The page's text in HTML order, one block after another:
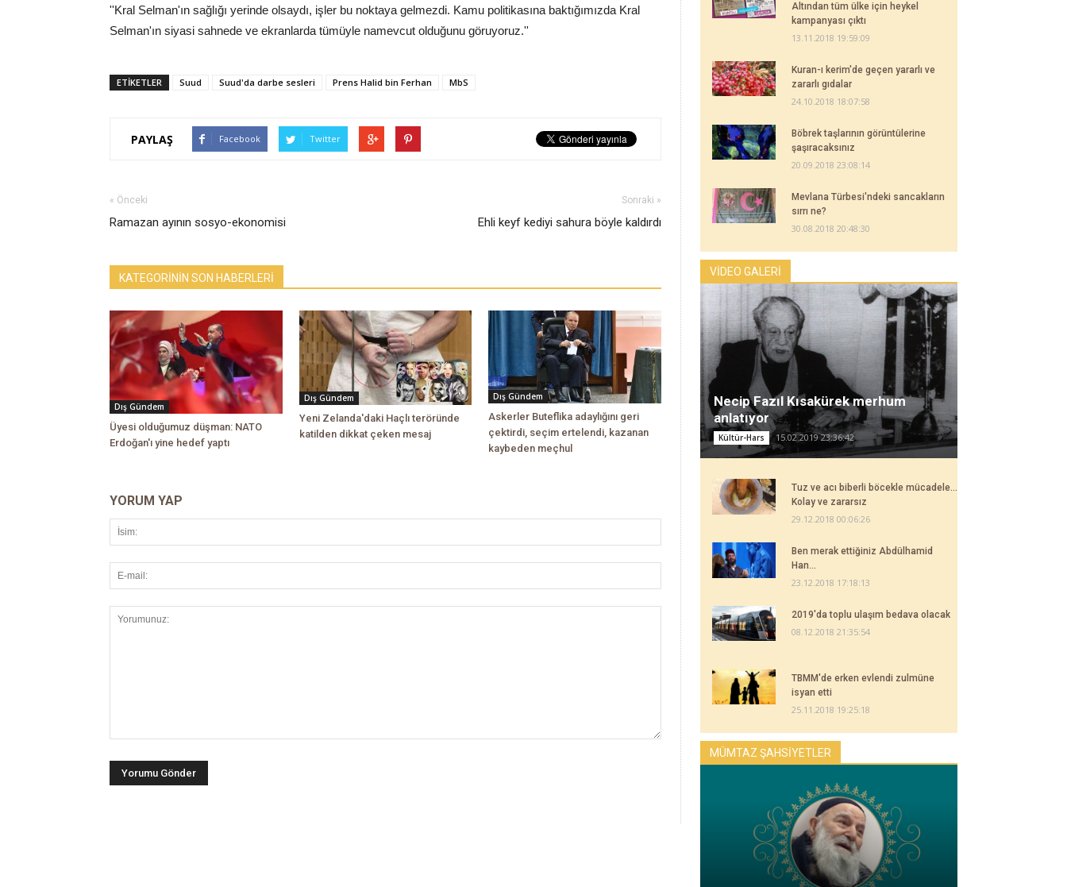
''Kral Selman'ın sağlığı yerinde olsaydı, işler bu noktaya gelmezdi. Kamu politikasına baktığımızda Kral
Selman'ın siyasi sahnede ve ekranlarda tümüyle namevcut olduğunu göruyoruz.''
ETİKETLER Suud Suud'da darbe sesleri Prens Halid bin Ferhan MbS
PAYLAŞ Facebook Twitter
« Önceki
Ramazan ayının sosyo-ekonomisi
Sonraki »
Ehli keyf kediyi sahura böyle kaldırdı
KATEGORİNİN SON HABERLERİ
Dış Gündem
Üyesi olduğumuz düşman: NATO
Erdoğan'ı yine hedef yaptı
Dış Gündem
Yeni Zelanda'daki Haçlı teröründe
katilden dikkat çeken mesaj
Dış Gündem
Askerler Buteflika adaylığını geri
çektirdi, seçim ertelendi, kazanan
kaybeden meçhul
YORUM YAP
Altından tüm ülke için heykel
kampanyası çıktı
13.11.2018 19:59:09
Kuran-ı kerim'de geçen yararlı ve
zararlı gıdalar
24.10.2018 18:07:58
Böbrek taşlarının görüntülerine
şaşıracaksınız
20.09.2018 23:08:14
Mevlana Türbesi'ndeki sancakların
sırrı ne?
30.08.2018 20:48:30
VİDEO GALERİ
Necip Fazıl Kısakürek merhum
anlatıyor
Kültür-Hars 15.02.2019 23:36:42
Tuz ve acı biberli böcekle mücadele...
Kolay ve zararsız
29.12.2018 00:06:26
Ben merak ettiğiniz Abdülhamid
Han...
23.12.2018 17:18:13
2019'da toplu ulaşım bedava olacak
08.12.2018 21:35:54
TBMM'de erken evlendi zulmüne
isyan etti
25.11.2018 19:25:18
MÜMTAZ ŞAHSİYETLER